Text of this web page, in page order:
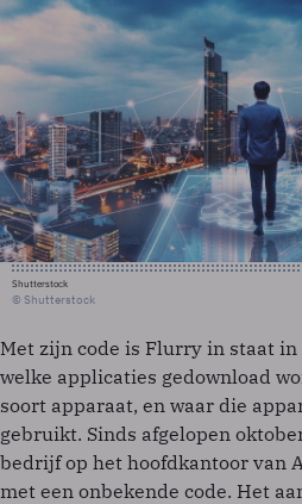
Shutterstock
© Shutterstock
Met zijn code is Flurry in staat
welke applicaties gedownload
soort apparaat, en waar die
gebruikt. Sinds afgelopen
bedrijf op het hoofdkantoor van
met een onbekende code. Het